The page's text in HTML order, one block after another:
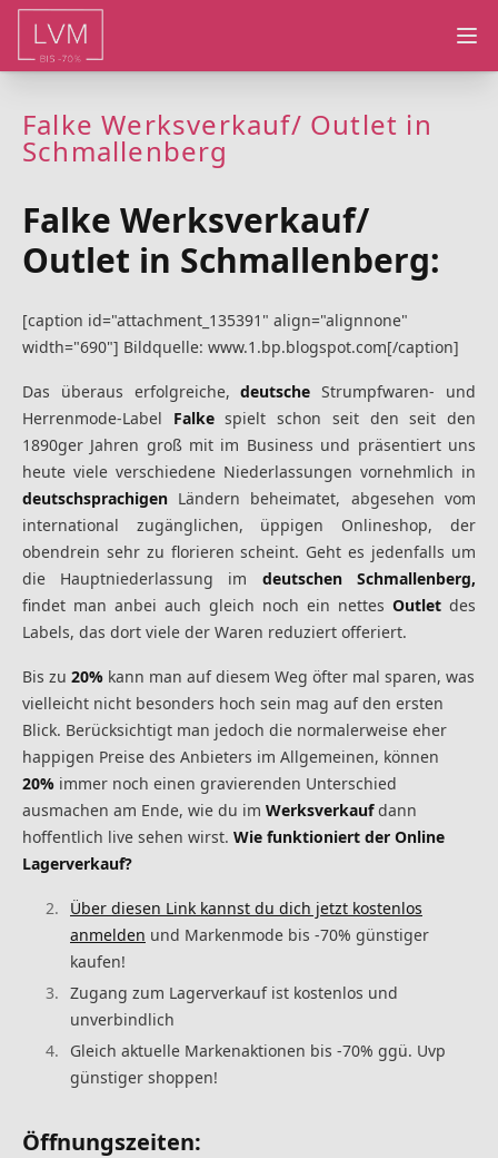
Falke Werksverkauf/ Outlet in
Schmallenberg
Falke Werksverkauf/
Outlet in Schmallenberg:
[caption id="attachment_135391" align="alignnone"
width="690"] Bildquelle: www.1.bp.blogspot.com[/caption]
Das überaus erfolgreiche,deutsche Strumpfwaren- und
Herrenmode-Label Falkespielt schon seit den seit den
1890ger Jahren groß mit im Business und präsentiert uns
heute viele verschiedene Niederlassungen vornehmlich in
deutschsprachigen Ländern beheimatet, abgesehen vom
international zugänglichen, üppigen Onlineshop, der
obendrein sehr zu florieren scheint. Geht es jedenfalls um
die Hauptniederlassung im deutschen Schmallenberg,
findet man anbei auch gleich noch ein nettes Outletdes
Labels, das dort viele der Waren reduziert offeriert.
Bis zu 20% kann man auf diesem Weg öfter mal sparen, was
vielleicht nicht besonders hoch sein mag auf den ersten
Blick. Berücksichtigt man jedoch die normalerweise eher
happigen Preise des Anbieters im Allgemeinen, können
20% immer noch einen gravierenden Unterschied
ausmachen am Ende, wie du im Werksverkaufdann
hoffentlich live sehen wirst. Wie funktioniert der Online
Lagerverkauf?
Über diesen Link kannst du dich jetzt kostenlos
anmelden und Markenmode bis -70% günstiger
kaufen!
Zugang zum Lagerverkauf ist kostenlos und
unverbindlich
Gleich aktuelle Markenaktionen bis -70% ggü. Uvp
günstiger shoppen!
Öffnungszeiten: